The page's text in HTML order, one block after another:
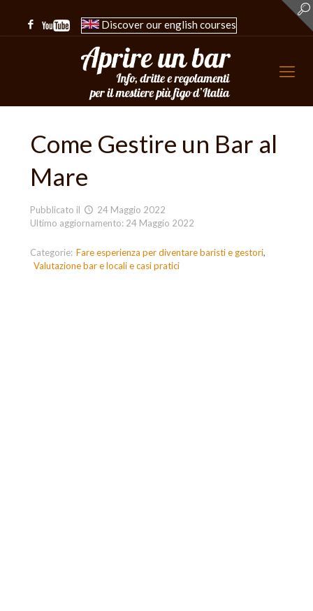
Discover our english courses
Come Gestire un Bar al
Mare
Pubblicato il
24 Maggio 2022
Ultimo aggiornamento: 24 Maggio 2022
Categorie: Fare esperienza per diventare baristi e gestori
Valutazione bar e locali e casi pratici